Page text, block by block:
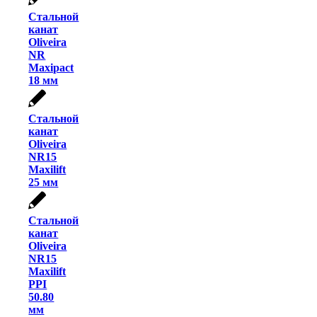
Стальной
канат
Oliveira
NR
Maxipact
18 мм
Стальной
канат
Oliveira
NR15
Maxilift
25 мм
Стальной
канат
Oliveira
NR15
Maxilift
PPI
50.80
мм